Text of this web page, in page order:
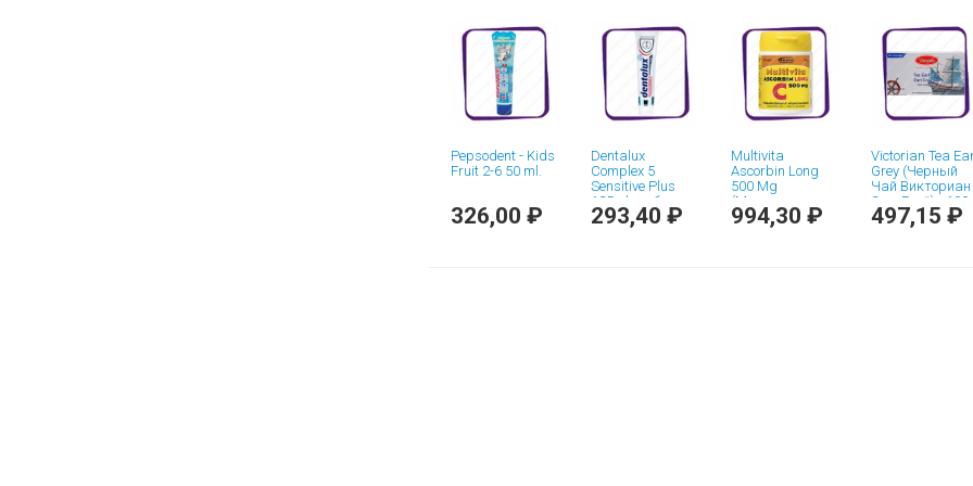
Pepsodent - Kids
Fruit 2-6 50 ml.
326,00 ₽
Dentalux
Complex 5
Sensitive Plus
125ml - зубная
паста
293,40 ₽
Multivita
Ascorbin Long
500 Mg
(Мультивита -
Аскорбин Лонг
500 мг)
994,30 ₽
Victorian Tea
Grey (Черный
Чай Викториан
Эрл Грей) - 100
пакетиков
497,15 ₽